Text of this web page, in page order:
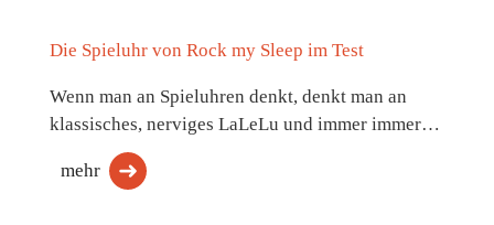
Die Spieluhr von Rock my Sleep im Test
Wenn man an Spieluhren denkt, denkt man an
klassisches, nerviges LaLeLu und immer immer…
mehr